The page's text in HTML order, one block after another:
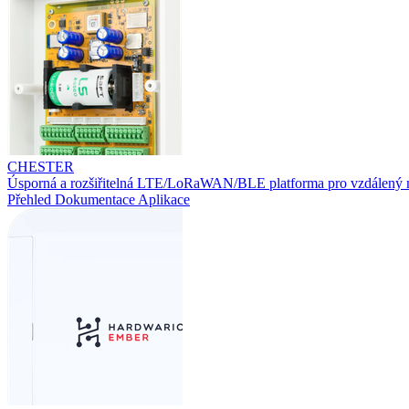
CHESTER
Úsporná a rozšiřitelná LTE/LoRaWAN/BLE platforma pro vzdálený
Přehled Dokumentace Aplikace